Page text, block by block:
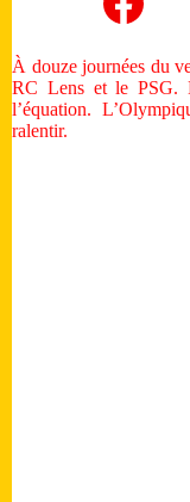
À douze journées du
RC Lens et le PSG.
l’équation.
ralentir.